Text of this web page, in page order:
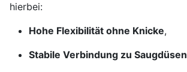
hierbei:
Hohe Flexibilität ohne Knicke,
Stabile Verbindung zu Saugdüsen